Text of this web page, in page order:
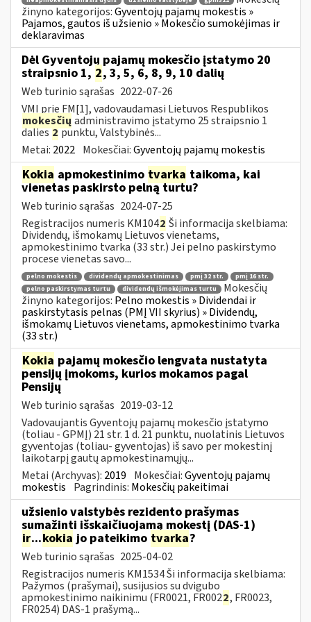
žinyno kategorijos:Gyventojų pajamų mokestis »
Pajamos, gautos iš užsienio » Mokesčio sumokėjimas ir
deklaravimas
Dėl Gyventojų pajamų mokesčio įstatymo 20
straipsnio 1, 2, 3, 5, 6, 8, 9, 10 dalių
Web turinio sąrašas 2022-07-26
VMI prie FM[1], vadovaudamasi Lietuvos Respublikos
mokesčių administravimo įstatymo 25 straipsnio 1
dalies2punktu, Valstybinės...
Metai: 2022 Mokesčiai:Gyventojų pajamų mokestis
Kokia apmokestinimo tvarka taikoma, kai
vienetas paskirsto pelną turtu?
Web turinio sąrašas 2024-07-25
Registracijos numeris KM1042 Ši informacija skelbiama:
Dividendų, išmokamų Lietuvos vienetams,
apmokestinimo tvarka (33 str.) Jei pelno paskirstymo
procese vienetas savo...
pelno mokestis dividendų apmokestinimas pmį 32 str.
pmį 16 str.
pelno paskirstymas turtu
dividendų išmokėjimas turtu
Mokesčių
žinyno kategorijos: Pelno mokestis » Dividendai ir
paskirstytasis pelnas (PMĮ VII skyrius) » Dividendų,
išmokamų Lietuvos vienetams, apmokestinimo tvarka
(33 str.)
Kokia pajamų mokesčio lengvata nustatyta
pensijų įmokoms, kurios mokamos pagal
Pensijų
Web turinio sąrašas 2019-03-12
Vadovaujantis Gyventojų pajamų mokesčio įstatymo
(toliau - GPMĮ) 21 str. 1 d. 21 punktu, nuolatinis Lietuvos
gyventojas (toliau- gyventojas) iš savo per mokestinį
laikotarpį gautų apmokestinamųjų...
Metai (Archyvas): 2019 Mokesčiai:Gyventojų pajamų
mokestis Pagrindinis: Mokesčių pakeitimai
užsienio valstybės rezidento prašymas
sumažinti išskaičiuojamą mokestį (DAS-1)
ir...kokia jo pateikimo tvarka?
Web turinio sąrašas 2025-04-02
Registracijos numeris KM1534 Ši informacija skelbiama:
Pažymos (prašymai), susijusios su dvigubo
apmokestinimo naikinimu (FR0021, FR0022, FR0023,
FR0254) DAS-1 prašymą...